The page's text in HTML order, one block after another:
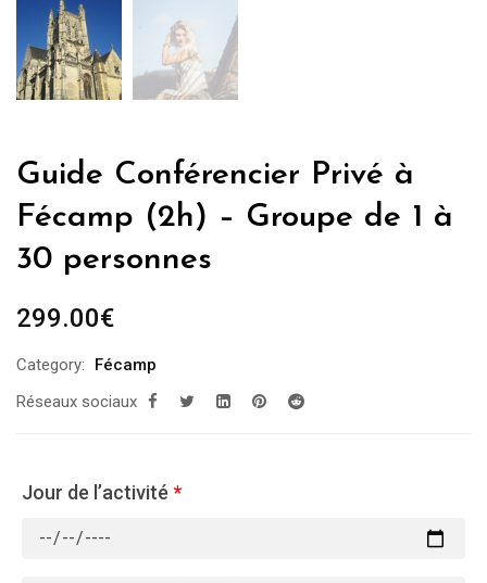
Guide Conférencier Privé à
Fécamp (2h) – Groupe de 1 à
30 personnes
299.00€
Category:
Fécamp
Réseaux sociaux
Jour de l’activité *